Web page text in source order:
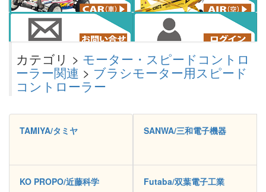
カテゴリ > モーター・スピードコントロ
ーラー関連 > ブラシモーター用スピード
コントローラー
TAMIYA/タミヤ SANWA/三和電子機器
KO PROPO/近藤科学 Futaba/双葉電子工業